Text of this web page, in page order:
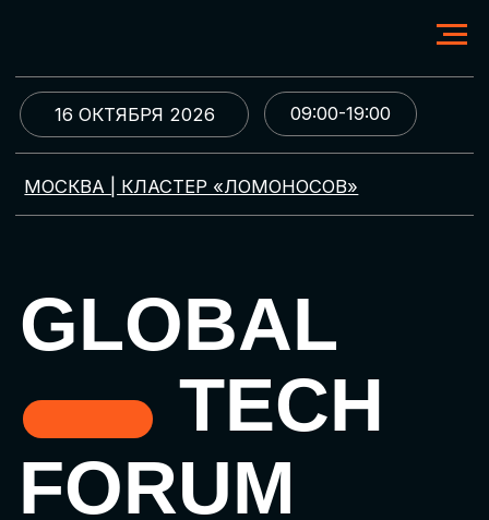
МОСКВА | КЛАСТЕР «ЛОМОНОСОВ»
GLOBAL
TECH
FORUM
Цифровая трансформация
и автоматизация бизнеса
ЗАРЕГИСТРИРОВАТЬСЯ
09:00-19:00
16 ОКТЯБРЯ 2026